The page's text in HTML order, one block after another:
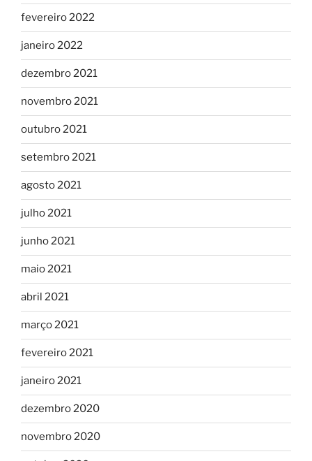
fevereiro 2022
janeiro 2022
dezembro 2021
novembro 2021
outubro 2021
setembro 2021
agosto 2021
julho 2021
junho 2021
maio 2021
abril 2021
março 2021
fevereiro 2021
janeiro 2021
dezembro 2020
novembro 2020